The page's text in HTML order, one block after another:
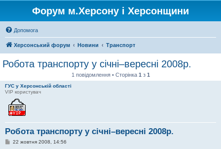
Форум м.Херсону і Херсонщини
Допомога
Херсонський форум Новини Транспорт
Робота транспорту у січні–вересні 2008р.
1 повідомлення • Сторінка 1 з 1
ГУС у Херсонській області
VIP користувач
Робота транспорту у січні–вересні 2008р.
П22 жовтня 2008, 14:56